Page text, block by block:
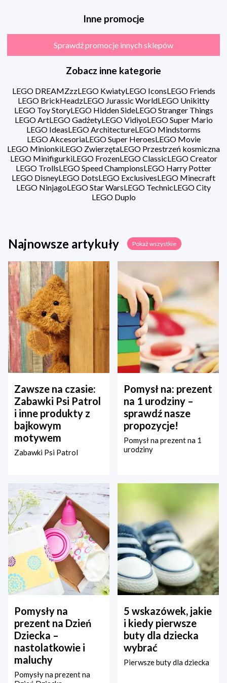
Inne promocje
Sprawdź promocje innych sklepów
Zobacz inne kategorie
LEGO DREAMZzzLEGO KwiatyLEGO IconsLEGO Friends
LEGO BrickHeadzLEGO Jurassic WorldLEGO Unikitty
LEGO Toy StoryLEGO Hidden SideLEGO Stranger Things
LEGO ArtLEGO GadżetyLEGO VidiyoLEGO Super Mario
LEGO IdeasLEGO ArchitectureLEGO Mindstorms
LEGO AkcesoriaLEGO Super HeroesLEGO Movie
LEGO MinionkiLEGO ZwierzętaLEGO Przestrzeń kosmiczna
LEGO MinifigurkiLEGO FrozenLEGO ClassicLEGO Creator
LEGO TrollsLEGO Speed ChampionsLEGO Harry Potter
LEGO DisneyLEGO DotsLEGO ExclusivesLEGO Minecraft
LEGO NinjagoLEGO Star WarsLEGO TechnicLEGO City
LEGO Duplo
Najnowsze artykuły Pokaż wszystkie
Zawsze na czasie:
Zabawki Psi Patrol
i inne produkty z
bajkowym
motywem
Zabawki Psi Patrol
Pomysł na: prezent
na 1 urodziny –
sprawdź nasze
propozycje!
Pomysł na prezent na 1
urodziny
Pomysły na
prezent na Dzień
Dziecka –
nastolatkowie i
maluchy
Pomysły na prezent na
5 wskazówek, jakie
i kiedy pierwsze
buty dla dziecka
wybrać
Pierwsze buty dla dziecka